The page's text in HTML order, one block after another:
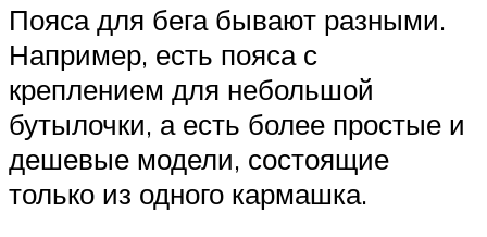
Пояса для бега бывают разными.
Например, есть пояса с
креплением для небольшой
бутылочки, а есть более простые и
дешевые модели, состоящие
только из одного кармашка.